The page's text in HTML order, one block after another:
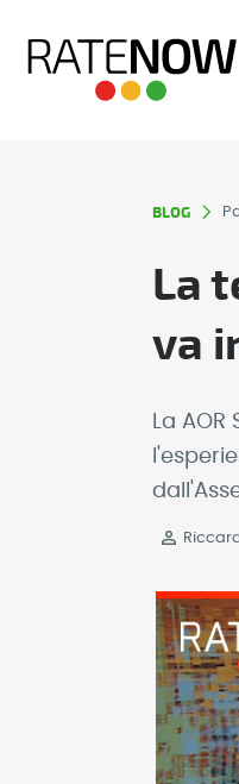
BLOG
La
va
La